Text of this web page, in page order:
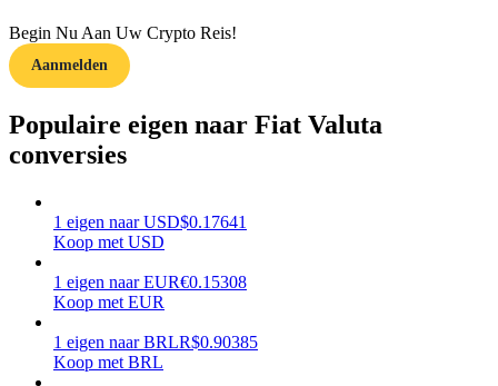
Verdienen
Macht varkentje
Begin Nu Aan Uw Crypto Reis!
Aanmelden
Populaire eigen naar Fiat Valuta
conversies
1 eigen naar USD$0.17641
Koop met USD
1 eigen naar EUR€0.15308
Koop met EUR
1 eigen naar BRLR$0.90385
Koop met BRL